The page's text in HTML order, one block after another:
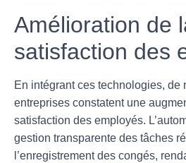
Amélioration de
satisfaction des
En intégrant ces technologies, de
entreprises constatent une
satisfaction des employés.
gestion transparente des tâches
l’enregistrement des congés,